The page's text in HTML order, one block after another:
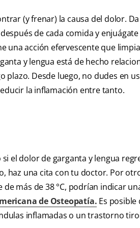
(y frenar) la causa del dolor.
de cada comida y enjuágate
una acción efervescente que
y lengua está de hecho
plazo. Desde luego, no dudes en
la inflamación entre tanto.
el dolor de garganta y lengua
haz una cita con tu doctor. Por
más de 38 °C, podrían indicar
de Osteopatía. Es posible
inflamadas o un trastorno